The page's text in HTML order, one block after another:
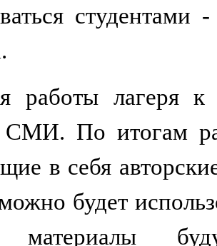
работы лагеря к
СМИ. По итогам
в себя
будет